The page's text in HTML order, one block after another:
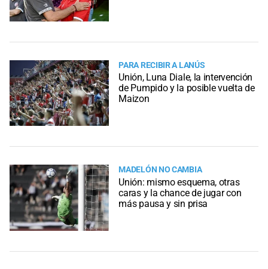
PARA RECIBIR A LANÚS
Unión, Luna Diale, la intervención
de Pumpido y la posible vuelta de
Maizon
MADELÓN NO CAMBIA
Unión: mismo esquema, otras
caras y la chance de jugar con
más pausa y sin prisa